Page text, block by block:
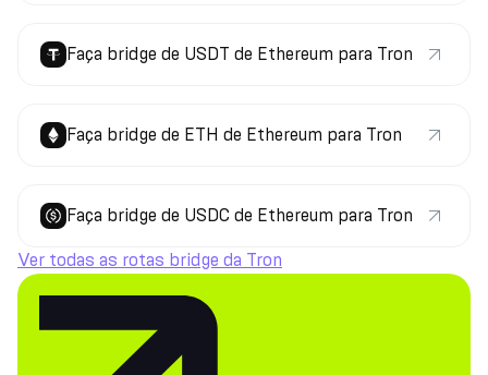
Faça bridge de USDT de Ethereum para Tron
Faça bridge de ETH de Ethereum para Tron
Faça bridge de USDC de Ethereum para Tron
Ver todas as rotas bridge da Tron